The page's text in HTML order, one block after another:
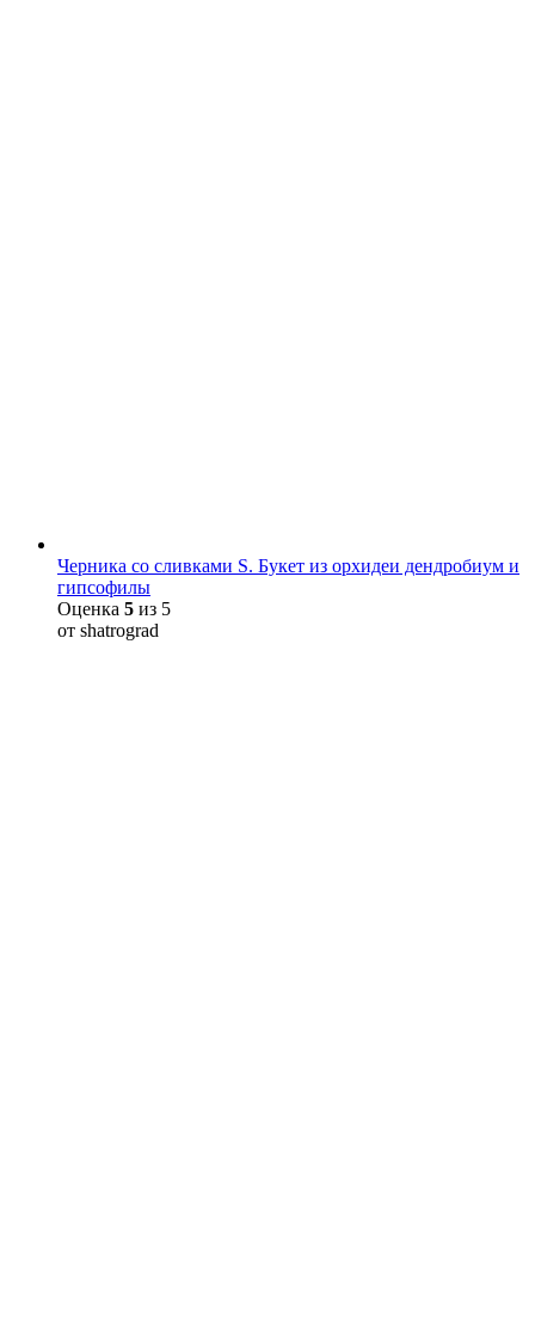
Черника со сливками S. Букет из орхидеи дендробиум и
гипсофилы
Оценка 5 из 5
от shatrograd